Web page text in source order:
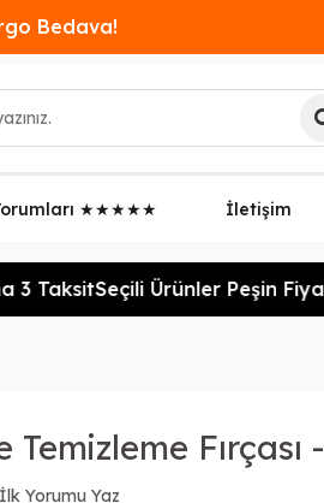
Bedava!
★★★★★ İletişim
3 TaksitSeçili Ürünler Peşin
Temizleme Fırçası
İlk Yorumu Yaz